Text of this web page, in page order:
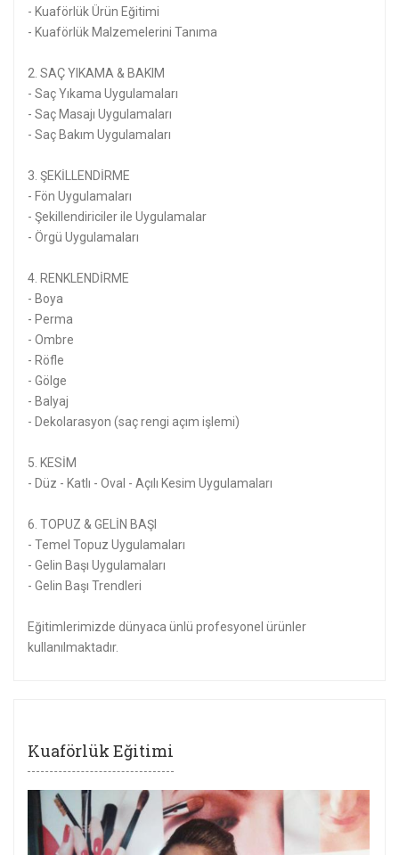
- Kuaförlük Ürün Eğitimi
- Kuaförlük Malzemelerini Tanıma
2. SAÇ YIKAMA & BAKIM
- Saç Yıkama Uygulamaları
- Saç Masajı Uygulamaları
- Saç Bakım Uygulamaları
3. ŞEKİLLENDİRME
- Fön Uygulamaları
- Şekillendiriciler ile Uygulamalar
- Örgü Uygulamaları
4. RENKLENDİRME
- Boya
- Perma
- Ombre
- Röfle
- Gölge
- Balyaj
- Dekolarasyon (saç rengi açım işlemi)
5. KESİM
- Düz - Katlı - Oval - Açılı Kesim Uygulamaları
6. TOPUZ & GELİN BAŞI
- Temel Topuz Uygulamaları
- Gelin Başı Uygulamaları
- Gelin Başı Trendleri
Eğitimlerimizde dünyaca ünlü profesyonel ürünler
kullanılmaktadır.
Kuaförlük Eğitimi